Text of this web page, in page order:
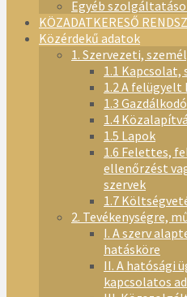
Egyéb
KÖZADATKERESŐ
Közérdekű adatok
1. Szervezeti,
1.1 Kapcsolat,
1.2 A
1.3
1.4
1.5 Lapok
1.6 Felettes,
ellenőrzést
szervek
1.7
2. Tevékenységre,
I. A szerv
hatásköre
II. A hatósági
kapcsolatos